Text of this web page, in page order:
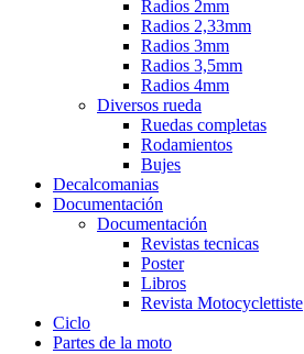
Radios 2mm
Radios 2,33mm
Radios 3mm
Radios 3,5mm
Radios 4mm
Diversos rueda
Ruedas completas
Rodamientos
Bujes
Decalcomanias
Documentación
Documentación
Revistas tecnicas
Poster
Libros
Revista Motocyclettiste
Ciclo
Partes de la moto